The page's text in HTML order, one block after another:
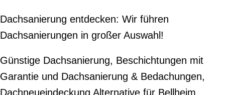
Dachsanierung entdecken: Wir führen
Dachsanierungen in großer Auswahl!
Günstige Dachsanierung, Beschichtungen mit
Garantie und Dachsanierung & Bedachungen,
Dachneueindeckung Alternative für Bellheim